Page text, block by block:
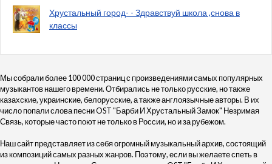
Хрустальный город- - Здравствуй школа ,снова в
классы
Мы собрали более 100 000 страниц с произведениями самых популярных
музыкантов нашего времени. Отбирались не только русские, но также
казахские, украинские, белорусские, а также англоязычные авторы. В их
число попали слова песни OST "Барби И Хрустальный Замок" Незримая
Связь, которые часто поют не только в России, но и за рубежом.
Наш сайт представляет из себя огромный музыкальный архив, состоящий
из композиций самых разных жанров. Поэтому, если вы желаете спеть в